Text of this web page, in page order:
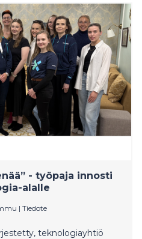
- työpaja innosti
alalle
| Tiedote
teknologiayhtiö